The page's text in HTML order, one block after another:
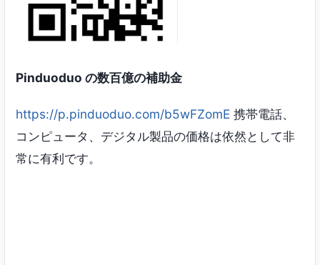
Pinduoduo の数百億の補助金
https://p.pinduoduo.com/b5wFZomE携帯電話、
コンピュータ、デジタル製品の価格は依然として非
常に有利です。